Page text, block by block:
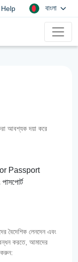
Help বাংলা
আবশ্যক দয়া করে
Passport
বৈদেশিক লেনদেন এবং
করতে, আমাদের
করুন: